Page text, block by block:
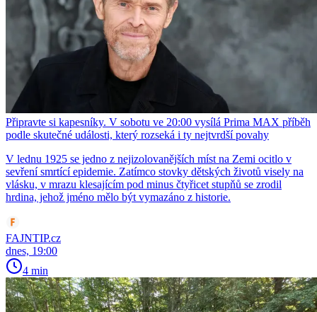
Připravte si kapesníky. V sobotu ve 20:00 vysílá Prima MAX příběh
podle skutečné události, který rozseká i ty nejtvrdší povahy
V lednu 1925 se jedno z nejizolovanějších míst na Zemi ocitlo v
sevření smrtící epidemie. Zatímco stovky dětských životů visely na
vlásku, v mrazu klesajícím pod minus čtyřicet stupňů se zrodil
hrdina, jehož jméno mělo být vymazáno z historie.
FAJNTIP.cz
dnes, 19:00
4 min